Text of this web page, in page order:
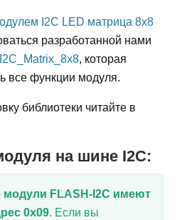
I2C LED матрица 8x8
разработанной нами
, которая
все функции модуля.
библиотеки читайте в
на шине I2C:
FLASH-I2C имеют
0х09. Если вы